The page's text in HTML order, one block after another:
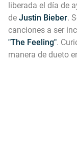
liberada el día de
de Justin Bieber.
canciones a ser
"The Feeling".
manera de dueto